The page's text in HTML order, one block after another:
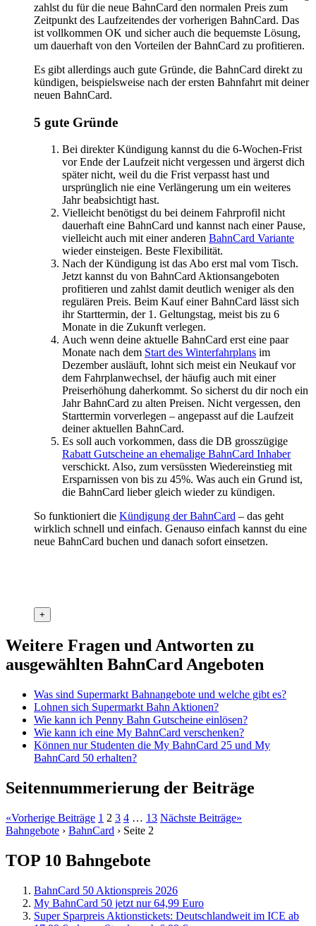
zahlst du für die neue BahnCard den normalen Preis zum
Zeitpunkt des Laufzeitendes der vorherigen BahnCard. Das
ist vollkommen OK und sicher auch die bequemste Lösung,
um dauerhaft von den Vorteilen der BahnCard zu profitieren.
Es gibt allerdings auch gute Gründe, die BahnCard direkt zu
kündigen, beispielsweise nach der ersten Bahnfahrt mit deiner
neuen BahnCard.
5 gute Gründe
Bei direkter Kündigung kannst du die 6-Wochen-Frist
vor Ende der Laufzeit nicht vergessen und ärgerst dich
später nicht, weil du die Frist verpasst hast und
ursprünglich nie eine Verlängerung um ein weiteres
Jahr beabsichtigt hast.
Vielleicht benötigst du bei deinem Fahrprofil nicht
dauerhaft eine BahnCard und kannst nach einer Pause,
vielleicht auch mit einer anderen BahnCard Variante
wieder einsteigen. Beste Flexibilität.
Nach der Kündigung ist das Abo erst mal vom Tisch.
Jetzt kannst du von BahnCard Aktionsangeboten
profitieren und zahlst damit deutlich weniger als den
regulären Preis. Beim Kauf einer BahnCard lässt sich
ihr Starttermin, der 1. Geltungstag, meist bis zu 6
Monate in die Zukunft verlegen.
Auch wenn deine aktuelle BahnCard erst eine paar
Monate nach dem Start des Winterfahrplans im
Dezember ausläuft, lohnt sich meist ein Neukauf vor
dem Fahrplanwechsel, der häufig auch mit einer
Preiserhöhung daherkommt. So sicherst du dir noch ein
Jahr BahnCard zu alten Preisen. Nicht vergessen, den
Starttermin vorverlegen – angepasst auf die Laufzeit
deiner aktuellen BahnCard.
Es soll auch vorkommen, dass die DB grosszügige
Rabatt Gutscheine an ehemalige BahnCard Inhaber
verschickt. Also, zum versüssten Wiedereinstieg mit
Ersparnissen von bis zu 45%. Was auch ein Grund ist,
die BahnCard lieber gleich wieder zu kündigen.
So funktioniert die Kündigung der BahnCard – das geht
wirklich schnell und einfach. Genauso einfach kannst du eine
neue BahnCard buchen und danach sofort einsetzen.
+
Weitere Fragen und Antworten zu
ausgewählten BahnCard Angeboten
Was sind Supermarkt Bahnangebote und welche gibt es?
Lohnen sich Supermarkt Bahn Aktionen?
Wie kann ich Penny Bahn Gutscheine einlösen?
Wie kann ich eine My BahnCard verschenken?
Können nur Studenten die My BahnCard 25 und My
BahnCard 50 erhalten?
Seitennummerierung der Beiträge
«Vorherige Beiträge 1 2 3 4 … 13 Nächste Beiträge»
Bahngebote › BahnCard › Seite 2
TOP 10 Bahngebote
BahnCard 50 Aktionspreis 2026
My BahnCard 50 jetzt nur 64,99 Euro
Super Sparpreis Aktionstickets: Deutschlandweit im ICE ab